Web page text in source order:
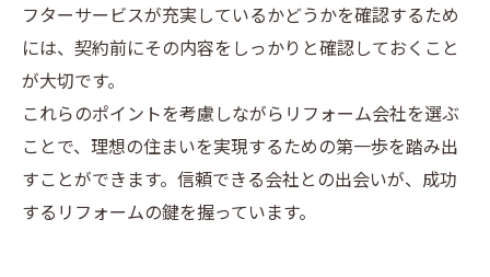
フターサービスが充実しているかどうかを確認するため
には、契約前にその内容をしっかりと確認しておくこと
が大切です。
これらのポイントを考慮しながらリフォーム会社を選ぶ
ことで、理想の住まいを実現するための第一歩を踏み出
すことができます。信頼できる会社との出会いが、成功
するリフォームの鍵を握っています。